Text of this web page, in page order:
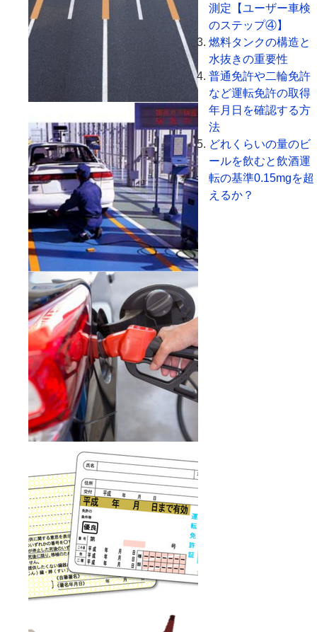
測定【ユーザー車検
のステップ④】
燃料タンクの構造と
水抜きの重要性
普通免許や二輪免許
など運転免許の取得
年月日を確認する方
法
どれくらいの量のビ
ールを飲むと飲酒運
転の基準0.15mgを超
えるか？